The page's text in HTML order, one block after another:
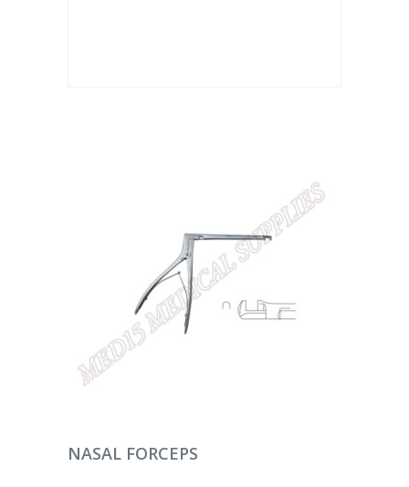
DEVAMINI OKU
NASAL FORCEPS